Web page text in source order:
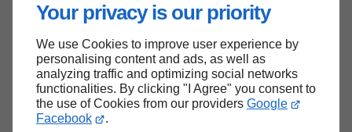
Your privacy is our priority
We use Cookies to improve user experience by
personalising content and ads, as well as
analyzing traffic and optimizing social networks
functionalities. By clicking "I Agree" you consent to
the use of Cookies from our providers Google
Facebook
.
Haut de page